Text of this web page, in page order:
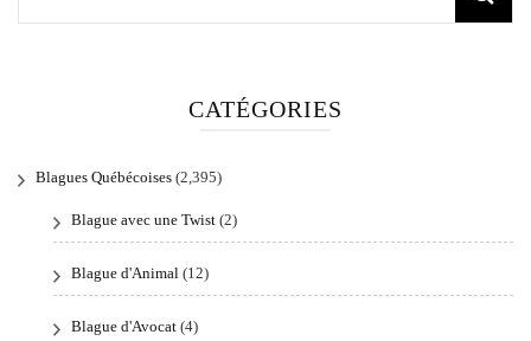
CATÉGORIES
Blagues Québécoises (2,395)
Blague avec une Twist (2)
Blague d'Animal (12)
Blague d'Avocat (4)